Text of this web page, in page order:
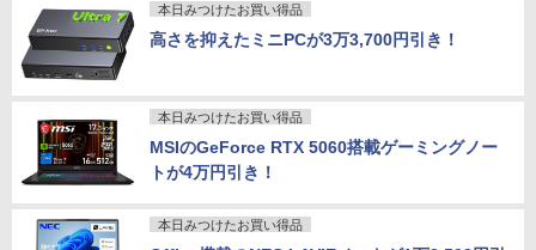
本日みつけたお買い得品
高さを抑えたミニPCが3万3,700円引き！
本日みつけたお買い得品
MSIのGeForce RTX 5060搭載ゲーミングノー
トが4万円引き！
本日みつけたお買い得品